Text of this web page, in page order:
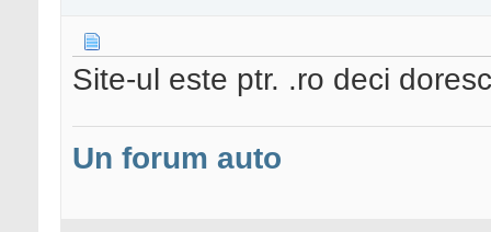
Site-ul este ptr. .ro deci
Un forum auto